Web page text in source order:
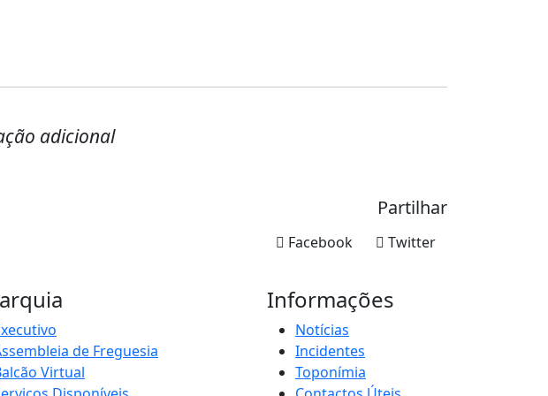
adicional
Partilhar
Twitter
Facebook
de Freguesia
Virtual
Informações
Notícias
Incidentes
Toponímia